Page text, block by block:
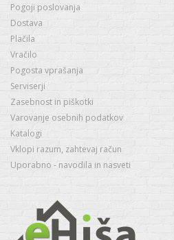
Pogoji poslovanja
Dostava
Plačila
Vračilo
Pogosta vprašanja
Serviserji
Zasebnost in piškotki
Varovanje osebnih podatkov
Katalogi
Vklopi razum, zahtevaj račun
Uporabno - navodila in nasveti